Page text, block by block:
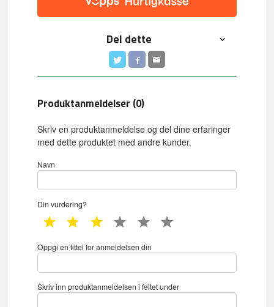
Del dette
Produktanmeldelser (0)
Skriv en produktanmeldelse og del dine erfaringer
med dette produktet med andre kunder.
Navn
Din vurdering?
1 star 2 star 3 star 4 star 5 star
Oppgi en tittel for anmeldelsen din
Skriv inn produktanmeldelsen i feltet under